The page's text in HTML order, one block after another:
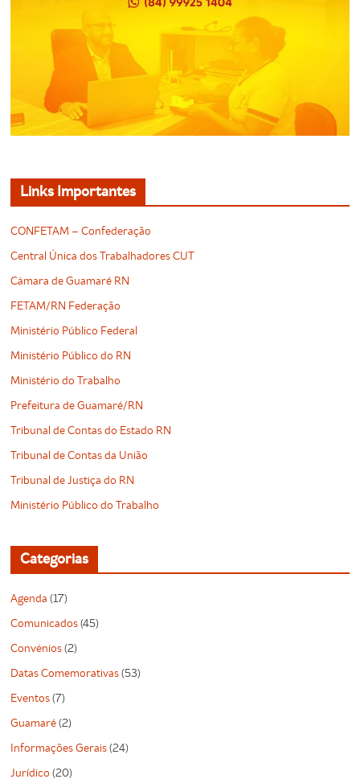
Links Importantes
CONFETAM – Confederação
Central Única dos Trabalhadores CUT
Câmara de Guamaré RN
FETAM/RN Federação
Ministério Público Federal
Ministério Público do RN
Ministério do Trabalho
Prefeitura de Guamaré/RN
Tribunal de Contas do Estado RN
Tribunal de Contas da União
Tribunal de Justiça do RN
Ministério Público do Trabalho
Categorias
Agenda (17)
Comunicados(45)
Convênios(2)
Datas Comemorativas(53)
Eventos(7)
Guamaré(2)
Informações Gerais(24)
Jurídico (20)